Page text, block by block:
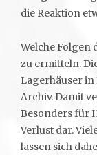
die Reaktion
Welche Folgen
zu ermitteln.
Lagerhäuser
Archiv. Damit
Besonders für
Verlust dar.
lassen sich